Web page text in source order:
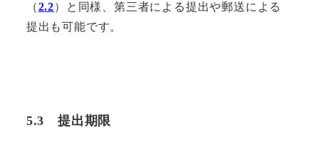
（2.2）と同様、第三者による提出や郵送による
提出も可能です。
5.3 提出期限